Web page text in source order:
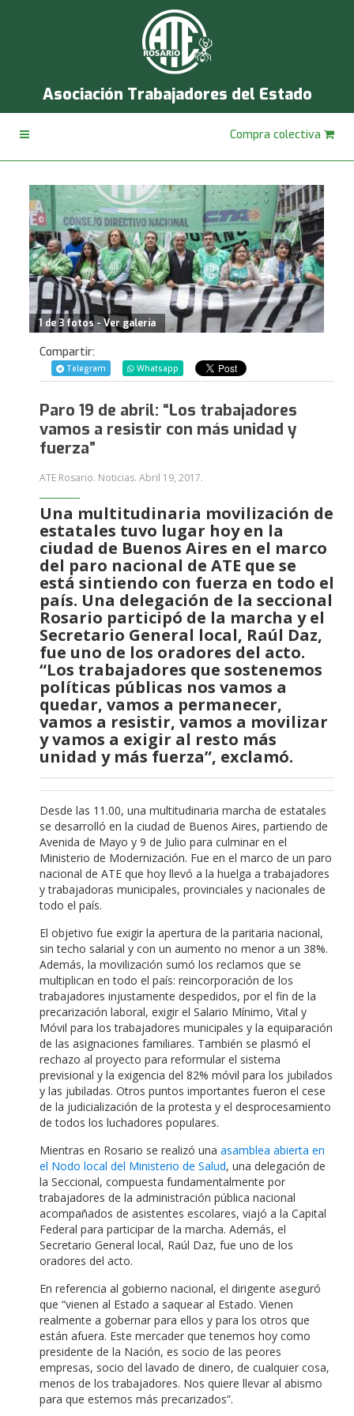
Asociación Trabajadores del Estado
Compra colectiva
1 de 3 fotos - Ver galería
Compartir:
Telegram Whatsapp
Paro 19 de abril: “Los trabajadores
vamos a resistir con más unidad y
fuerza”
ATE Rosario. Noticias. Abril 19, 2017.
Una multitudinaria movilización de
estatales tuvo lugar hoy en la
ciudad de Buenos Aires en el marco
del paro nacional de ATE que se
está sintiendo con fuerza en todo el
país. Una delegación de la seccional
Rosario participó de la marcha y el
Secretario General local, Raúl Daz,
fue uno de los oradores del acto.
“Los trabajadores que sostenemos
políticas públicas nos vamos a
quedar, vamos a permanecer,
vamos a resistir, vamos a movilizar
y vamos a exigir al resto más
unidad y más fuerza”, exclamó.
Desde las 11.00, una multitudinaria marcha de estatales
se desarrolló en la ciudad de Buenos Aires, partiendo de
Avenida de Mayo y 9 de Julio para culminar en el
Ministerio de Modernización. Fue en el marco de un paro
nacional de ATE que hoy llevó a la huelga a trabajadores
y trabajadoras municipales, provinciales y nacionales de
todo el país.
El objetivo fue exigir la apertura de la paritaria nacional,
sin techo salarial y con un aumento no menor a un 38%.
Además, la movilización sumó los reclamos que se
multiplican en todo el país: reincorporación de los
trabajadores injustamente despedidos, por el fin de la
precarización laboral, exigir el Salario Mínimo, Vital y
Móvil para los trabajadores municipales y la equiparación
de las asignaciones familiares. También se plasmó el
rechazo al proyecto para reformular el sistema
previsional y la exigencia del 82% móvil para los jubilados
y las jubiladas. Otros puntos importantes fueron el cese
de la judicialización de la protesta y el desprocesamiento
de todos los luchadores populares.
Mientras en Rosario se realizó una asamblea abierta en
el Nodo local del Ministerio de Salud, una delegación de
la Seccional, compuesta fundamentalmente por
trabajadores de la administración pública nacional
acompañados de asistentes escolares, viajó a la Capital
Federal para participar de la marcha. Además, el
Secretario General local, Raúl Daz, fue uno de los
oradores del acto.
En referencia al gobierno nacional, el dirigente aseguró
que “vienen al Estado a saquear al Estado. Vienen
realmente a gobernar para ellos y para los otros que
están afuera. Este mercader que tenemos hoy como
presidente de la Nación, es socio de las peores
empresas, socio del lavado de dinero, de cualquier cosa,
menos de los trabajadores. Nos quiere llevar al abismo
para que estemos más precarizados”.